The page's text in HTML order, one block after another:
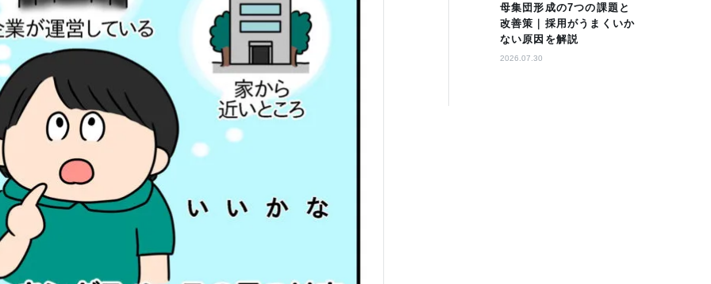
母集団形成の7つの課題と
改善策｜採用がうまくいか
ない原因を解説
2026.07.30